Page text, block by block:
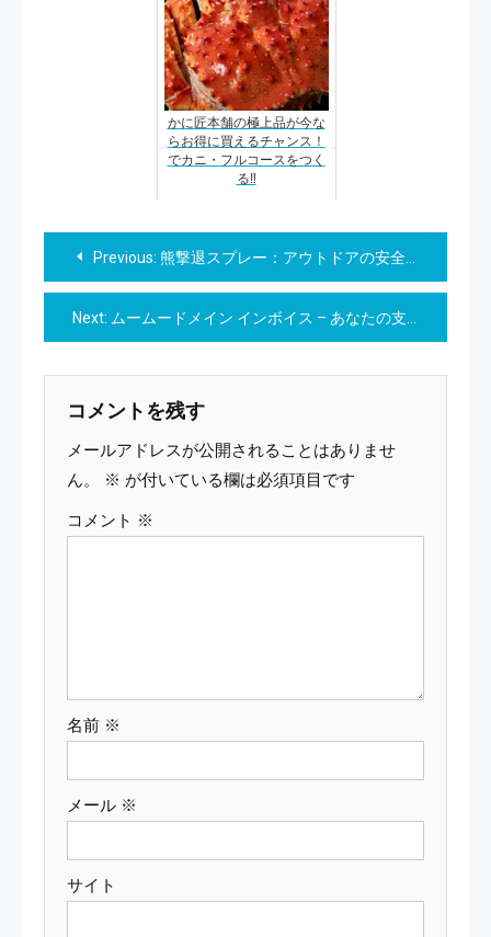
かに匠本舗の極上品が今な
らお得に買えるチャンス！
でカニ・フルコースをつく
る‼
投
稿
ナ
ビ
ゲ
ー
シ
Previous: 熊撃退スプレー：アウトドアの安全を守る武器
Next: ムームードメイン インボイス – あなたの支払い管理を一層簡単に！
コメントを残す
メールアドレスが公開されることはありませ
ん。
※ が付いている欄は必須項目です
コメント ※
名前 ※
メール ※
サイト